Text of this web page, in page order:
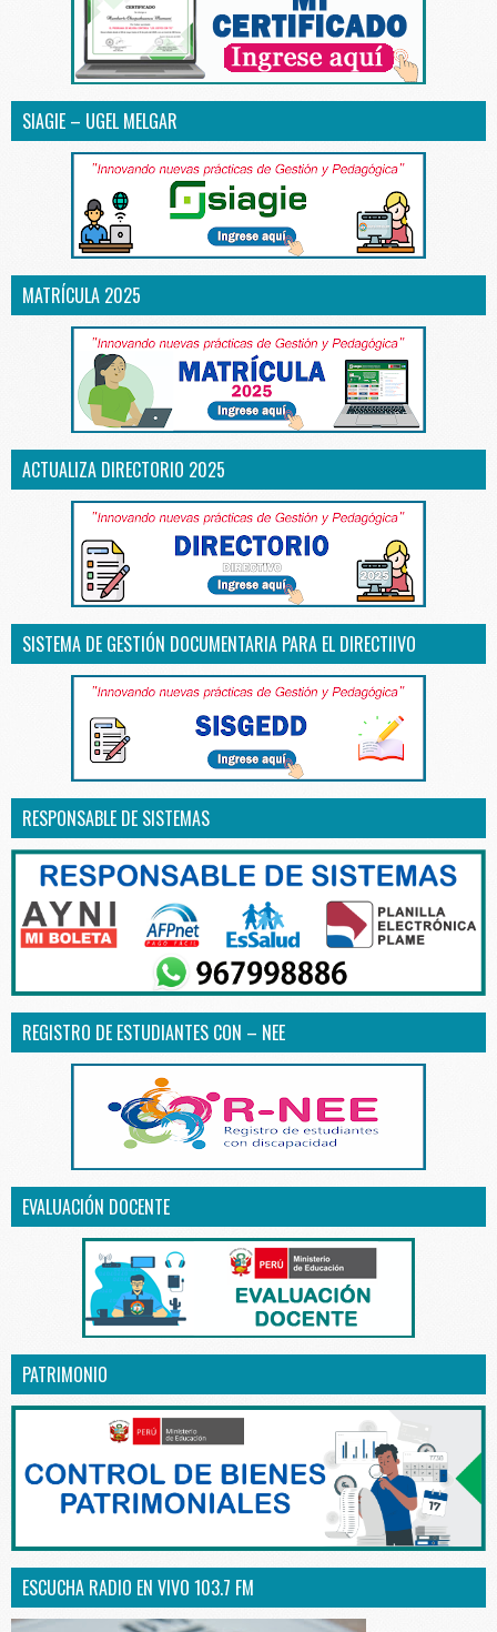
SIAGIE – UGEL MELGAR
MATRÍCULA 2025
ACTUALIZA DIRECTORIO 2025
SISTEMA DE GESTIÓN DOCUMENTARIA PARA EL DIRECTIIVO
RESPONSABLE DE SISTEMAS
REGISTRO DE ESTUDIANTES CON – NEE
EVALUACIÓN DOCENTE
PATRIMONIO
ESCUCHA RADIO EN VIVO 103.7 FM